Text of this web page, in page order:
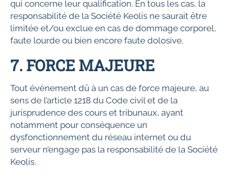
qui concerne leur qualification. En tous les cas, la
responsabilité de la Société Keolis ne saurait être
limitée et/ou exclue en cas de dommage corporel,
faute lourde ou bien encore faute dolosive.
7. FORCE MAJEURE
Tout évènement dû à un cas de force majeure, au
sens de l’article 1218 du Code civil et de la
jurisprudence des cours et tribunaux, ayant
notamment pour conséquence un
dysfonctionnement du réseau internet ou du
serveur n’engage pas la responsabilité de la Société
Keolis.